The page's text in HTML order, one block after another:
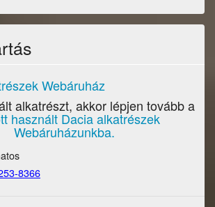
Webáruház
alkatrészt, akkor lépjen tovább a
használt Dacia alkatrészek
Webáruházunkba.
8366